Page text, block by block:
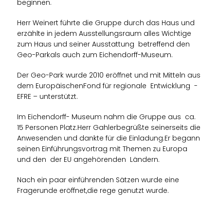
beginnen.
Herr Weinert führte die Gruppe durch das Haus und
erzählte in jedem Ausstellungsraum alles Wichtige
zum Haus und seiner Ausstattung betreffend den
Geo-Parkals auch zum Eichendorff-Museum.
Der Geo-Park wurde 2010 eröffnet und mit Mitteln aus
dem EuropäischenFond für regionale Entwicklung -
EFRE – unterstützt.
Im Eichendorff- Museum nahm die Gruppe aus ca.
15 Personen Platz.Herr Gahlerbegrüßte seinerseits die
Anwesenden und dankte für die Einladung.Er begann
seinen Einführungsvortrag mit Themen zu Europa
und den der EU angehörenden Ländern.
Nach ein paar einführenden Sätzen wurde eine
Fragerunde eröffnet,die rege genutzt wurde.